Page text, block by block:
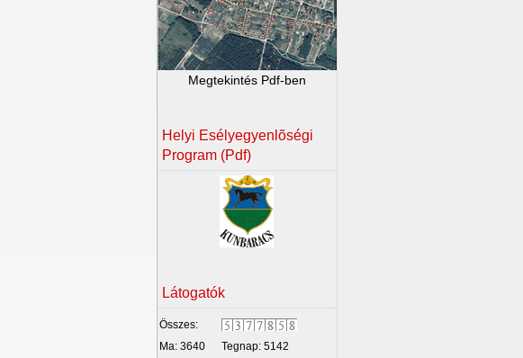
Megtekintés Pdf-ben
Helyi Esélyegyenlõségi
Program (Pdf)
Látogatók
Összes:
Ma: 3640
Tegnap: 5142